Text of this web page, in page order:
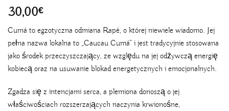
30,00€
Cumá to egzotyczna odmiana Rapé, o której niewiele wiadomo. Jej
pełna nazwa lokalna to „Caucau Cumá” i jest tradycyjnie stosowana
jako środek przeczyszczający, ze względu na jej odżywczą energię
kobiecą oraz na usuwanie blokad energetycznych i emocjonalnych.
Zgadza się z intencjami serca, a plemiona donoszą o jej
właściwościach rozszerzających naczynia krwionośne,